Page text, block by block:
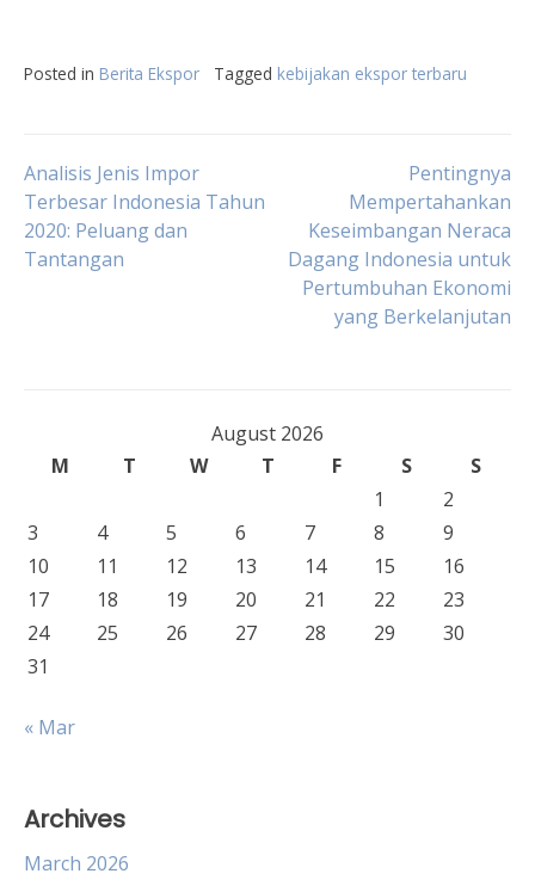
Posted in Berita Ekspor Tagged kebijakan ekspor terbaru
Post
navigation
Analisis Jenis Impor
Terbesar Indonesia Tahun
2020: Peluang dan
Tantangan
Pentingnya
Mempertahankan
Keseimbangan Neraca
Dagang Indonesia untuk
Pertumbuhan Ekonomi
yang Berkelanjutan
August 2026
M
T W T F S
S
1
2
3
4 5 6 7 8
9
10
11 12 13 14 15
16
17
18 19 20 21 22
23
24
25 26 27 28 29
30
31
« Mar
Archives
March 2026